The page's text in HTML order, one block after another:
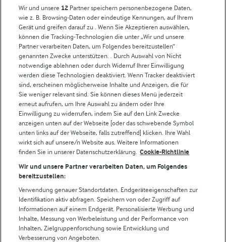
Weitere Arla Websites
Castello
Lurpak
Arla Pro
Für unsere Landwirt:innen
Folge uns!
© Arla Foods amba 2026
Cookie Wahl wieder öffnen
Wir und unsere 12 Partner speichern personenbezogene Daten,
wie z. B. Browsing-Daten oder eindeutige Kennungen, auf Ihrem
Gerät und greifen darauf zu . Wenn Sie Akzeptieren auswählen,
können die Tracking-Technologien die unter „Wir und unsere
Partner verarbeiten Daten, um Folgendes bereitzustellen“
genannten Zwecke unterstützen. . Durch Auswahl von Nicht
notwendige ablehnen oder durch Widerruf Ihrer Einwilligung
werden diese Technologien deaktiviert. Wenn Tracker deaktiviert
sind, erscheinen möglicherweise Inhalte und Anzeigen, die für
Sie weniger relevant sind. Sie können dieses Menü jederzeit
erneut aufrufen, um Ihre Auswahl zu ändern oder Ihre
Einwilligung zu widerrufen, indem Sie auf den Link Zwecke
anzeigen unten auf der Webseite [oder das schwebende Symbol
unten links auf der Webseite, falls zutreffend] klicken. Ihre Wahl
wirkt sich auf unsere/n Website aus. Weitere Informationen
finden Sie in unserer Datenschutzerklärung. Cookie-Richtlinie
Wir und unsere Partner verarbeiten Daten, um Folgendes
bereitzustellen:
Verwendung genauer Standortdaten. Endgeräteeigenschaften zur
Identifikation aktiv abfragen. Speichern von oder Zugriff auf
Informationen auf einem Endgerät. Personalisierte Werbung und
Inhalte, Messung von Werbeleistung und der Performance von
Inhalten, Zielgruppenforschung sowie Entwicklung und
Verbesserung von Angeboten.